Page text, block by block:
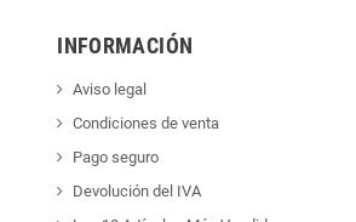
INFORMACIÓN
Aviso legal
Condiciones de venta
Pago seguro
Devolución del IVA